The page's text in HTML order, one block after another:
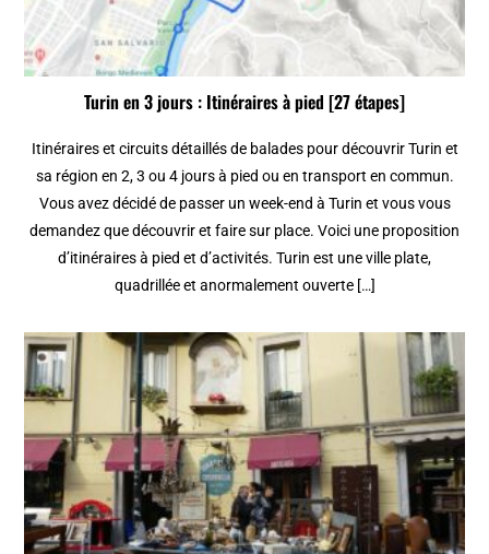
Turin en 3 jours : Itinéraires à pied [27 étapes]
Itinéraires et circuits détaillés de balades pour découvrir Turin et
sa région en 2, 3 ou 4 jours à pied ou en transport en commun.
Vous avez décidé de passer un week-end à Turin et vous vous
demandez que découvrir et faire sur place. Voici une proposition
d’itinéraires à pied et d’activités. Turin est une ville plate,
quadrillée et anormalement ouverte […]